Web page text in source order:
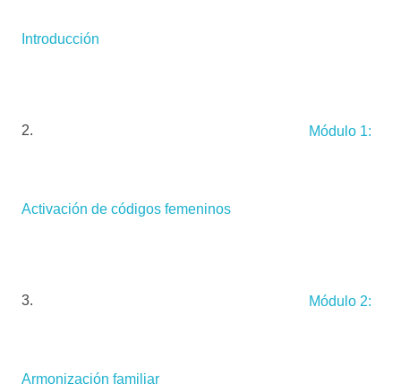
Introducción
Módulo 1:
Activación de códigos femeninos
Módulo 2:
Armonización familiar